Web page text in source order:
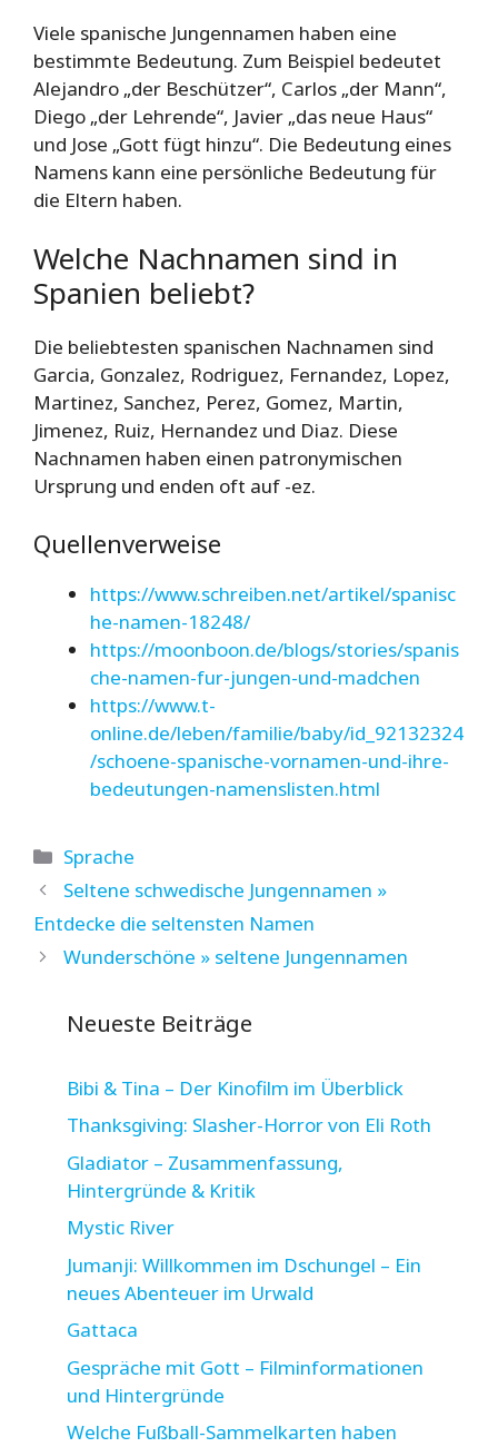
Viele spanische Jungennamen haben eine
bestimmte Bedeutung. Zum Beispiel bedeutet
Alejandro „der Beschützer“, Carlos „der Mann“,
Diego „der Lehrende“, Javier „das neue Haus“
und Jose „Gott fügt hinzu“. Die Bedeutung eines
Namens kann eine persönliche Bedeutung für
die Eltern haben.
Welche Nachnamen sind in
Spanien beliebt?
Die beliebtesten spanischen Nachnamen sind
Garcia, Gonzalez, Rodriguez, Fernandez, Lopez,
Martinez, Sanchez, Perez, Gomez, Martin,
Jimenez, Ruiz, Hernandez und Diaz. Diese
Nachnamen haben einen patronymischen
Ursprung und enden oft auf -ez.
Quellenverweise
https://www.schreiben.net/artikel/spanisc
he-namen-18248/
https://moonboon.de/blogs/stories/spanis
che-namen-fur-jungen-und-madchen
https://www.t-
online.de/leben/familie/baby/id_92132324
/schoene-spanische-vornamen-und-ihre-
bedeutungen-namenslisten.html
Kategorien
Sprache
Seltene schwedische Jungennamen »
Entdecke die seltensten Namen
Wunderschöne » seltene Jungennamen
Neueste Beiträge
Bibi & Tina – Der Kinofilm im Überblick
Thanksgiving: Slasher-Horror von Eli Roth
Gladiator – Zusammenfassung,
Hintergründe & Kritik
Mystic River
Jumanji: Willkommen im Dschungel – Ein
neues Abenteuer im Urwald
Gattaca
Gespräche mit Gott – Filminformationen
und Hintergründe
Welche Fußball-Sammelkarten haben